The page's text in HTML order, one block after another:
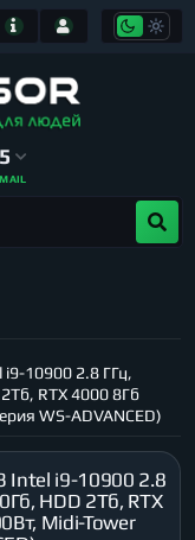
10900 2.8 ГГц,
RTX 4000 8Гб
WS-ADVANCED)
Intel i9-10900 2.8
HDD 2Тб, RTX
Midi-Tower